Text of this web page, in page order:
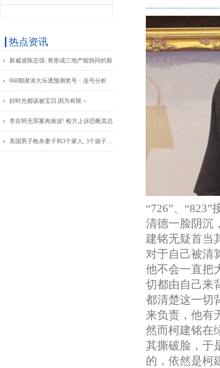
热点资讯
新威凌陈志强: 将形成三地产能协同的新
068期谢涛大乐透预测奖号：连号分析
好时光都该被宝贝 因为有限～
李在明无罪案再掀波! 检方上诉恐断其总
美国男子枪杀妻子和3个家人, 3个孩子惊恐
“726”、
清德一脸阴沉
建铭无疑首当
对于自己被清
他不会一直把
切都由自己来
都清楚这一切
来负责，他有
然而柯建铭在
其撕破脸，于
的，依然是柯